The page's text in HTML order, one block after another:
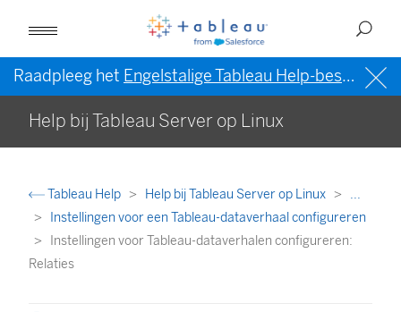
Raadpleeg het Engelstalige Tableau Help-bestand (VS)
Help bij Tableau Server op Linux
Tableau Help Help bij Tableau Server op Linux
...
Instellingen voor een Tableau-dataverhaal configureren
Instellingen voor Tableau-dataverhalen configureren:
Relaties